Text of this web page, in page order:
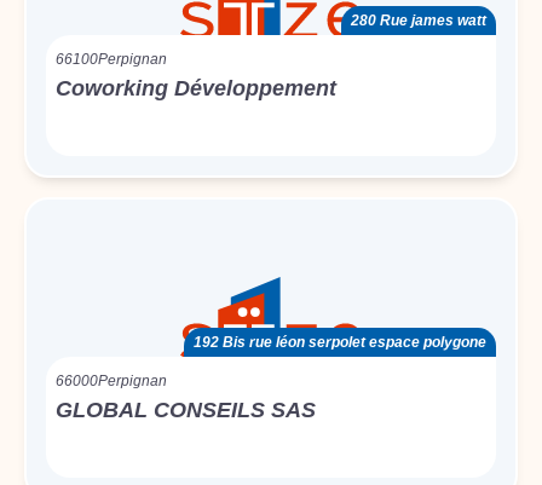
280 Rue james watt
66100Perpignan
Coworking Développement
192 Bis rue léon serpolet espace polygone
66000Perpignan
GLOBAL CONSEILS SAS